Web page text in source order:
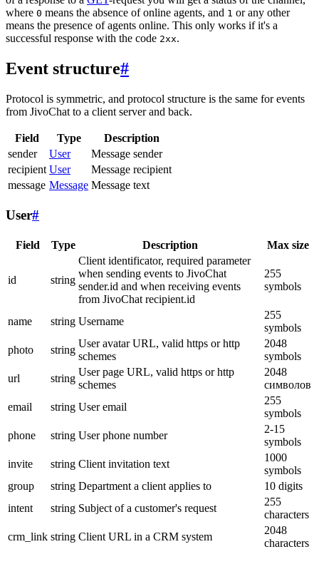
where 0 means the absence of online agents, and 1 or any other
means the presence of agents online. This only works if it's a
successful response with the code 2xx.
Event structure#
Protocol is symmetric, and protocol structure is the same for events
from JivoChat to a client server and back.
Field Type
Description
sender
User
Message sender
recipient User
Message recipient
message Message Message text
User#
Field Type Description Max size
id string
Client identificator, required parameter
when sending events to JivoChat
sender.id and when receiving events
from JivoChat recipient.id
255
symbols
name string Username
255
symbols
photo
string
User avatar URL, valid https or http
schemes
2048
symbols
url
string
User page URL, valid https or http
schemes
2048
символов
email
string User email
255
symbols
phone
string User phone number
2-15
symbols
invite
string Client invitation text
1000
symbols
group
string Department a client applies to
10 digits
intent
string Subject of a customer's request
255
characters
crm_link string Client URL in a CRM system
2048
characters